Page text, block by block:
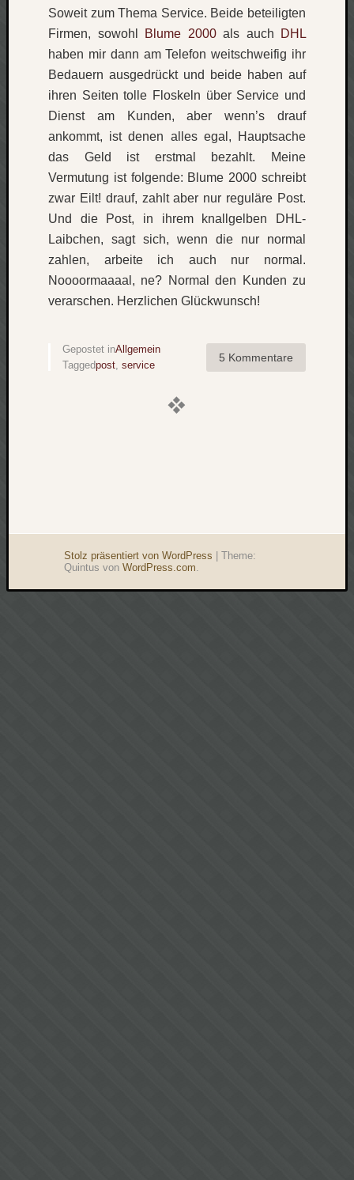
Soweit zum Thema Service. Beide beteiligten
Firmen, sowohl
Blume 2000als auch
DHL
haben mir dann am Telefon weitschweifig ihr
Bedauern ausgedrückt und beide haben auf
ihren Seiten tolle Floskeln über Service und
Dienst am Kunden, aber wenn’s drauf
ankommt, ist denen alles egal, Hauptsache
das Geld ist erstmal bezahlt. Meine
Vermutung ist folgende: Blume 2000 schreibt
zwar Eilt! drauf, zahlt aber nur reguläre Post.
Und die Post, in ihrem knallgelben DHL-
Laibchen, sagt sich, wenn die nur normal
zahlen, arbeite ich auch nur normal.
Noooormaaaal, ne? Normal den Kunden zu
verarschen. Herzlichen Glückwunsch!
5 Kommentare
Gepostet inAllgemein
Taggedpost service
Stolz präsentiert von WordPress
Theme:
Quintus von WordPress.com